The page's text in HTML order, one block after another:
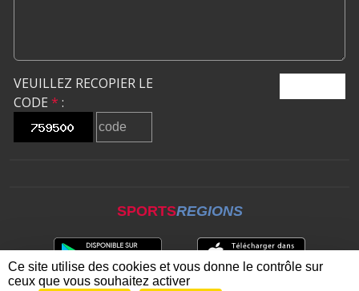
VEUILLEZ RECOPIER LE
CODE * :
SPORTSREGIONS
Ce site utilise des cookies et vous donne le contrôle sur
ceux que vous souhaitez activer